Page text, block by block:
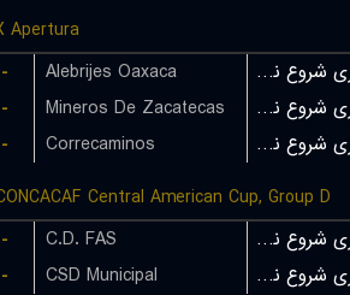
Apertura
- Alebrijes Oaxaca بازی شروع نشده است
- Mineros De Zacatecas بازی شروع نشده است
- Correcaminos بازی شروع نشده است
Central American Cup, Group D
- C.D. FAS بازی شروع نشده است
- CSD Municipal بازی شروع نشده است